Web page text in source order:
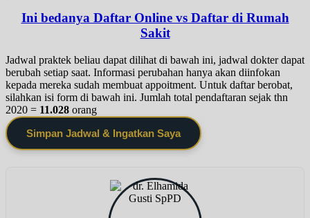
Ini bedanya Daftar Online vs Daftar di Rumah
Sakit
Jadwal praktek beliau dapat dilihat di bawah ini, jadwal dokter dapat
berubah setiap saat. Informasi perubahan hanya akan diinfokan
kepada mereka sudah membuat appoitment. Untuk daftar berobat,
silahkan isi form di bawah ini. Jumlah total pendaftaran sejak thn
2020 = 11.028 orang
Simpan Jadwal & Ingatkan Saya